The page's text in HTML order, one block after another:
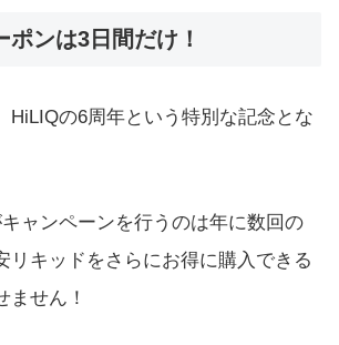
ポンは3日間だけ！
HiLIQの6周年という特別な記念とな
ャンペーンを行うのは年に数回の
リキッドをさらにお得に購入できる
ません！